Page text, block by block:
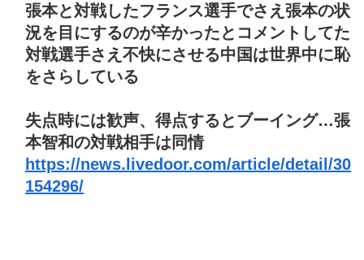
張本と対戦したフランス選手でさえ張本の状
況を目にするのが辛かったとコメントしてた
対戦選手さえ不快にさせる中国は世界中に恥
をさらしている
失点時には歓声、得点するとブーイング…張
本智和の対戦相手は同情
https://news.livedoor.com/article/detail/30
154296/